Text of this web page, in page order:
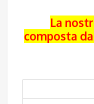
La
composta